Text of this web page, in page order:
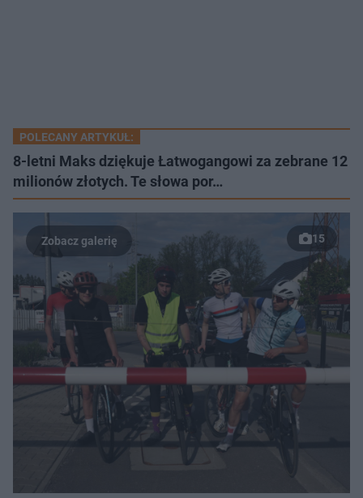
POLECANY ARTYKUŁ:
8-letni Maks dziękuje Łatwogangowi za zebrane 12
milionów złotych. Te słowa por…
15